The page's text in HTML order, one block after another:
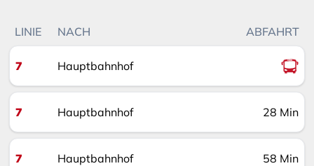
LINIE NACH ABFAHRT
7 Hauptbahnhof
7 Hauptbahnhof 28 Min
7 Hauptbahnhof 58 Min